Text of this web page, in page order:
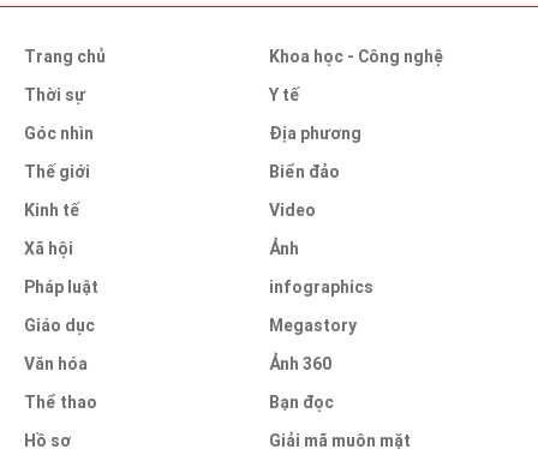
Trang chủ
Thời sự
Góc nhìn
Thế giới
Kinh tế
Xã hội
Pháp luật
Giáo dục
Văn hóa
Thể thao
Hồ sơ
Khoa học - Công nghệ
Y tế
Địa phương
Biển đảo
Video
Ảnh
infographics
Megastory
Ảnh 360
Bạn đọc
Giải mã muôn mặt